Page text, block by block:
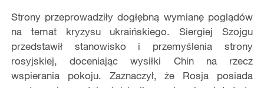
Strony przeprowadziły dogłębną wymianę poglądów
na temat kryzysu ukraińskiego. Siergiej Szojgu
przedstawił stanowisko i przemyślenia strony
rosyjskiej, doceniając wysiłki Chin na rzecz
wspierania pokoju. Zaznaczył, że Rosja posiada